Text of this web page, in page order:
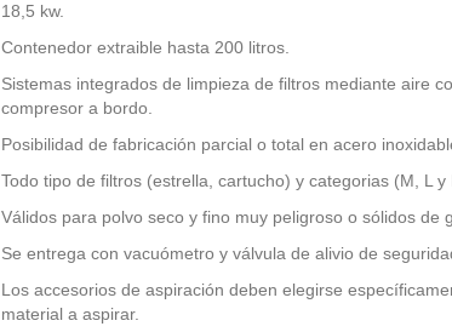
18,5 kw.
Contenedor extraible hasta 200 litros.
Sistemas integrados de limpieza de filtros mediante aire
compresor a bordo.
Posibilidad de fabricación parcial o total en acero
Todo tipo de filtros (estrella, cartucho) y categorias (M, L y
Válidos para polvo seco y fino muy peligroso o sólidos de
Se entrega con vacuómetro y válvula de alivio de
Los accesorios de aspiración deben elegirse
material a aspirar.